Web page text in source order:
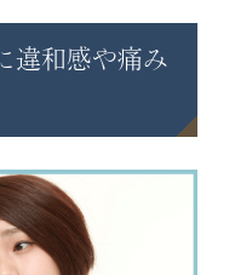
違和感や痛み